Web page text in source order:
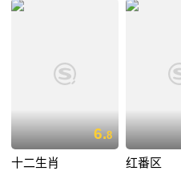
6.8
十二生肖 红番区